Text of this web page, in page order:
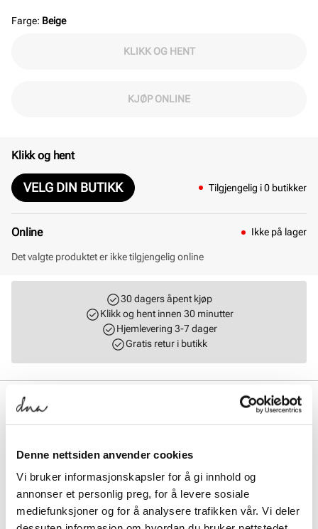
Denne nettsiden anvender cookies
Vi bruker informasjonskapsler for å gi innhold og
annonser et personlig preg, for å levere sosiale
mediefunksjoner og for å analysere trafikken vår. Vi deler
Gulldetaljer. Mål: L = 25 cm, H = 26 cm, B = 12 cm.
Farge: Beige
KLIKK OG HENT
KJØP ONLINE
Klikk og hent
VELG DIN BUTIKK Tilgjengelig i 0 butikker
Online Ikke på lager
Det valgte produktet er ikke tilgjengelig online
30 dagers åpent kjøp
Klikk og hent innen 30 minutter
Hjemlevering 3-7 dager
Gratis retur i butikk
BESKRIVELSE
glidelåslomme og mobillomme. Justerbar og avtagbar skulderrem
følger med. Modellen har praktiske studs på undersiden.
Gulldetaljer. Mål: L = 25 cm, H = 26 cm, B = 12 cm.
Art. nr.
96633404